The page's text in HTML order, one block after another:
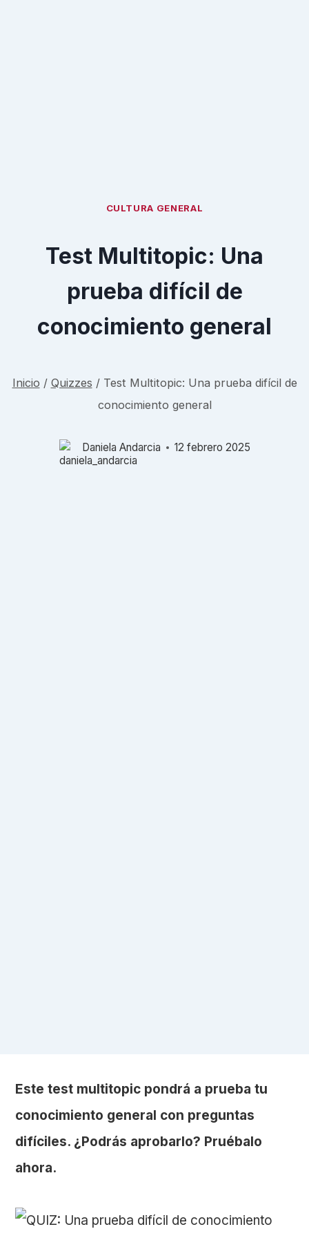
CULTURA GENERAL
Test Multitopic: Una
prueba difícil de
conocimiento general
Inicio / Quizzes / Test Multitopic: Una prueba difícil de
conocimiento general
Daniela Andarcia 12 febrero 2025
Este test multitopic pondrá a prueba tu
conocimiento general con preguntas
difíciles. ¿Podrás aprobarlo? Pruébalo
ahora.